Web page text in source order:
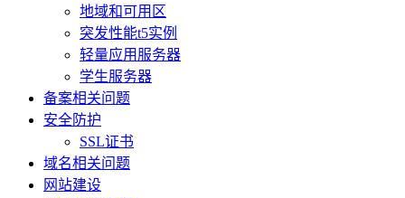
地域和可用区
突发性能t5实例
轻量应用服务器
学生服务器
备案相关问题
安全防护
SSL证书
域名相关问题
网站建设